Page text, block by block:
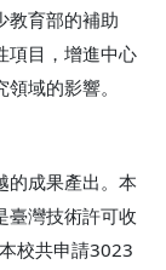
教育部的補助
項目，增進中心
域的影響。
的成果產出。本
臺灣技術許可收
校共申請3023